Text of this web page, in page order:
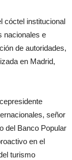
cóctel institucional
nacionales e
de autoridades,
en Madrid,
señor
del Banco Popular
en el
turismo